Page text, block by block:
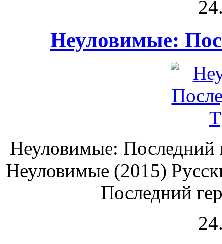
Неуловимые:
Неуловимые: Последний
Неуловимые (2015)
Последний